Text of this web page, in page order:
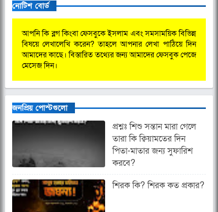
নোটিশ বোর্ড
আপনি কি ব্লগ কিংবা ফেসবুকে ইসলাম এবং সমসাময়িক বিভিন্ন
বিষয়ে লেখালেখি করেন? তাহলে আপনার লেখা পাঠিয়ে দিন
আমাদের কাছে। বিস্তারিত তথ্যের জন্য আমাদের ফেসবুক পেজে
মেসেজ দিন।
জনপ্রিয় পোস্টগুলো
প্রশ্নঃ শিশু সন্তান মারা গেলে
তারা কি ক্বিয়ামতের দিন
পিতা-মাতার জন্য সুফারিশ
করবে?
শিরক কি? শিরক কত প্রকার?